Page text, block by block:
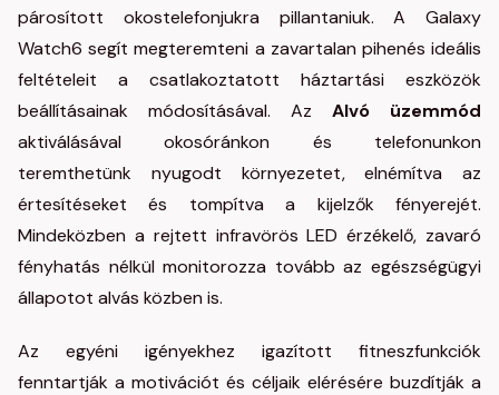
párosított okostelefonjukra pillantaniuk. A Galaxy
Watch6 segít megteremteni a zavartalan pihenés ideális
feltételeit a csatlakoztatott háztartási eszközök
beállításainak módosításával. Az Alvó üzemmód
aktiválásával okosóránkon és telefonunkon
teremthetünk nyugodt környezetet, elnémítva az
értesítéseket és tompítva a kijelzők fényerejét.
Mindeközben a rejtett infravörös LED érzékelő, zavaró
fényhatás nélkül monitorozza tovább az egészségügyi
állapotot alvás közben is.
Az egyéni igényekhez igazított fitneszfunkciók
fenntartják a motivációt és céljaik elérésére buzdítják a